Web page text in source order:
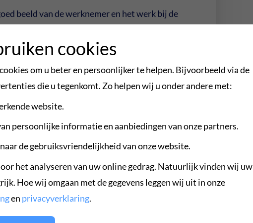
beeld van de werknemer en het werk bij de
tot het benutten van het
als werknemer. Er zijn voordelen voor
met stapjes weer deel aan het arbeidsproces
hoeft minder uitkering te betalen en kan
lukt dat soms niet, dan begeleiden we de
alle gevallen moeten opvolgende acties en
van de werknemer en het beschikbare werk bij
werk de beste vorm van sociale zekerheid is”,
daarnaast bespoedigd worden door meer
Dit kan worden opgelost door het
bij UWV terug te brengen. Stappen hiertoe
cookies
om u beter en persoonlijker te helpen. Bijvoorbeeld via de
die u tegenkomt. Zo helpen wij u onder andere met:
website.
persoonlijke informatie en aanbiedingen van onze partners.
de gebruiksvriendelijkheid van onze website.
het analyseren van uw online gedrag. Natuurlijk vinden wij uw
Hoe wij omgaan met de gegevens leggen wij uit in onze
en privacyverklaring.